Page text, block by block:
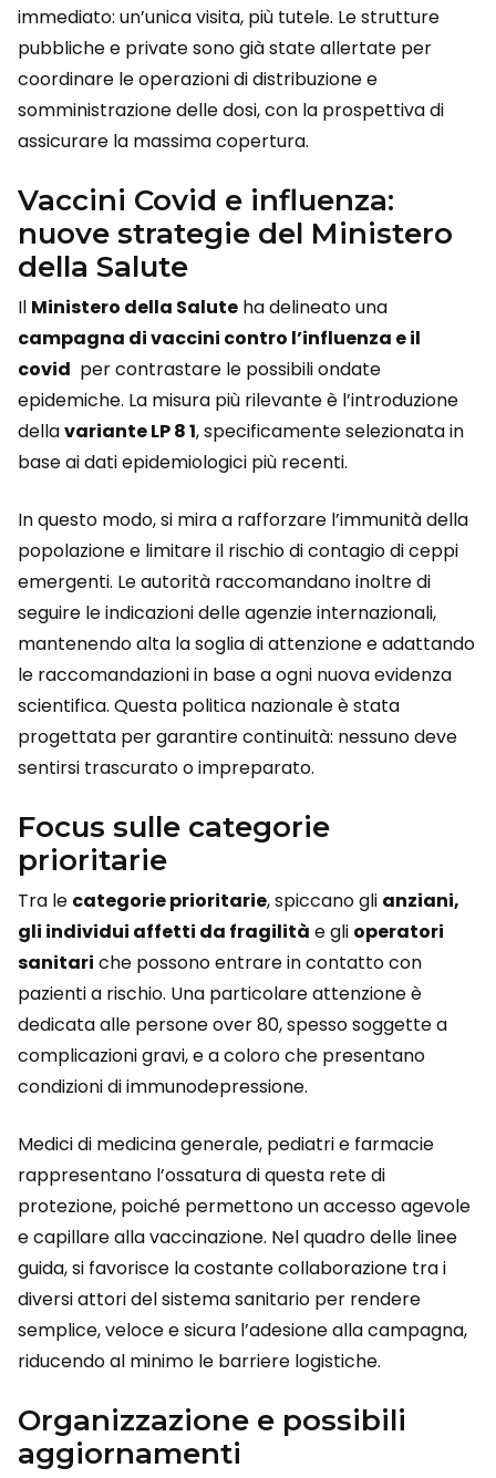
immediato: un’unica visita, più tutele. Le strutture
pubbliche e private sono già state allertate per
coordinare le operazioni di distribuzione e
somministrazione delle dosi, con la prospettiva di
assicurare la massima copertura.
Vaccini Covid e influenza:
nuove strategie del Ministero
della Salute
Il Ministero della Salute ha delineato una
campagna divaccini contro l’influenza e il
covid per contrastare le possibili ondate
epidemiche. La misura più rilevante è l’introduzione
dellavariante LP 8 1, specificamente selezionata in
base ai dati epidemiologici più recenti.
In questo modo, si mira a rafforzare l’immunità della
popolazione e limitare il rischio di contagio di ceppi
emergenti. Le autorità raccomandano inoltre di
seguire le indicazioni delle agenzie internazionali,
mantenendo alta la soglia di attenzione e adattando
le raccomandazioni in base a ogni nuova evidenza
scientifica. Questa politica nazionale è stata
progettata per garantire continuità: nessuno deve
sentirsi trascurato o impreparato.
Focus sulle categorie
prioritarie
Tra le categorie prioritarie, spiccano gli anziani,
gli individui affetti da fragilità e gli operatori
sanitari che possono entrare in contatto con
pazienti a rischio. Una particolare attenzione è
dedicata alle persone over 80, spesso soggette a
complicazioni gravi, e a coloro che presentano
condizioni di immunodepressione.
Medici di medicina generale, pediatri e farmacie
rappresentano l’ossatura di questa rete di
protezione, poiché permettono un accesso agevole
e capillare alla vaccinazione. Nel quadro delle linee
guida, si favorisce la costante collaborazione tra i
diversi attori del sistema sanitario per rendere
semplice, veloce e sicura l’adesione alla campagna,
riducendo al minimo le barriere logistiche.
Organizzazione e possibili
aggiornamenti